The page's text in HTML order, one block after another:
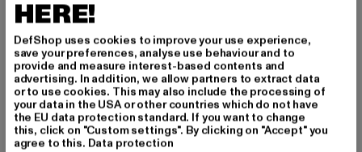
HERE!
DefShop uses cookies to improve your use experience,
save your preferences, analyse use behaviour and to
provide and measure interest-based contents and
advertising. In addition, we allow partners to extract data
or to use cookies. This may also include the processing of
your data in the USA or other countries which do not have
the EU data protection standard. If you want to change
this, click on "Custom settings". By clicking on "Accept" you
agree to this. Data protection